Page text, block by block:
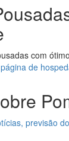
com
de
previsão